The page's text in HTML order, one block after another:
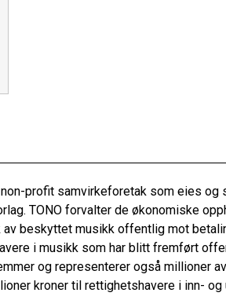
profit samvirkeforetak som eies og
TONO forvalter de økonomiske
beskyttet musikk offentlig mot
i musikk som har blitt fremført
og representerer også millioner
kroner til rettighetshavere i inn- og